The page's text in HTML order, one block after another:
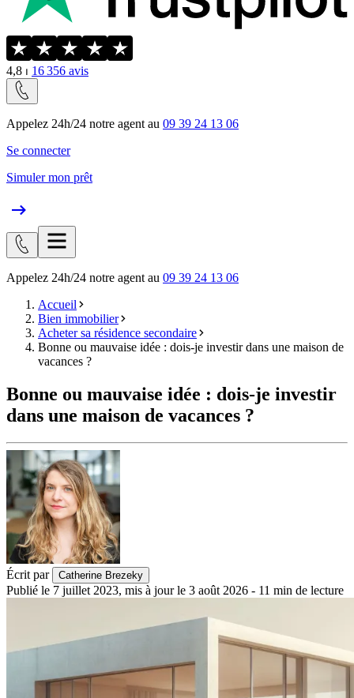
4,8 ⏐ 16 356 avis
Appelez 24h/24 notre agent au 09 39 24 13 06
Se connecter
Simuler mon prêt
Appelez 24h/24 notre agent au 09 39 24 13 06
Accueil
Bien immobilier
Acheter sa résidence secondaire
Bonne ou mauvaise idée : dois-je investir dans une maison de
vacances ?
Bonne ou mauvaise idée : dois-je investir
dans une maison de vacances ?
Écrit par Catherine Brezeky
Publié le 7 juillet 2023, mis à jour le 3 août 2026 - 11 min de lecture